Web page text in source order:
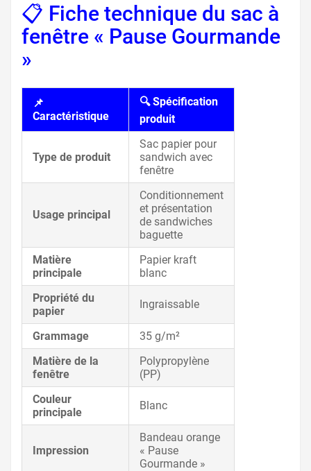
📋 Fiche technique du sac à
fenêtre « Pause Gourmande
»
📌
Caractéristique
🔍 Spécification
produit
Type de produit
Sac papier pour
sandwich avec
fenêtre
Usage principal
Conditionnement
et présentation
de sandwiches
baguette
Matière
principale
Papier kraft
blanc
Propriété du
papier
Ingraissable
Grammage
35 g/m²
Matière de la
fenêtre
Polypropylène
(PP)
Couleur
principale
Blanc
Impression
Bandeau orange
« Pause
Gourmande »